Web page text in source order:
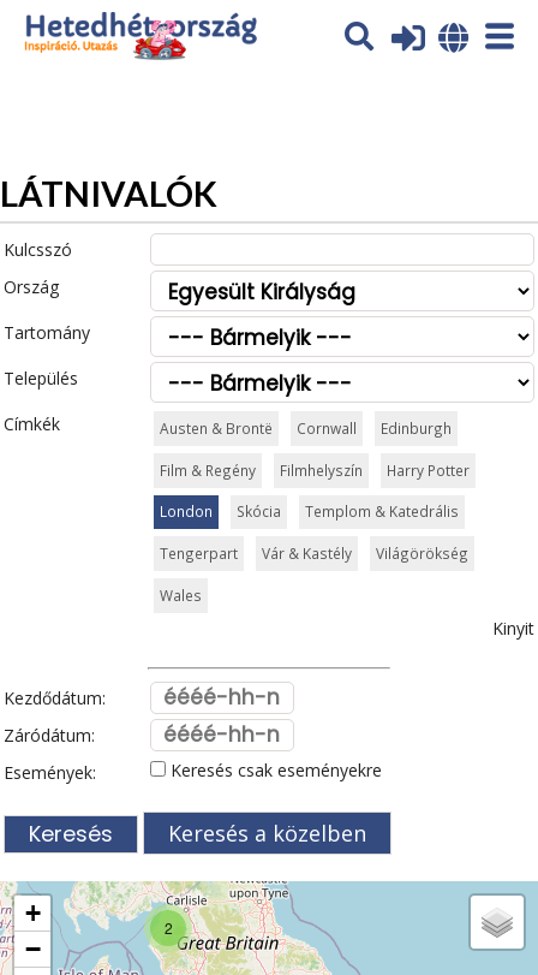
Az oldal sütiket (cookies) használ. További tájékoztatás itt:
Adatvédelmi tájékoztató
LÁTNIVALÓK
Kulcsszó
Ország
Tartomány
Település
Címkék
Austen & Brontë Cornwall Edinburgh
Film & Regény Filmhelyszín Harry Potter
London Skócia Templom & Katedrális
Tengerpart Vár & Kastély Világörökség
Wales
Kinyit
Kezdődátum:
Záródátum:
Események:
Keresés csak eseményekre
Keresés a közelben
2
+
−